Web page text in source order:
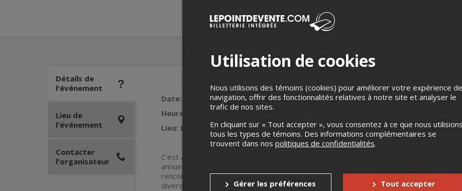
Détails de
l'événement
Date: 19 novembre 2025
Heure:
Lieu: Le Grenier de l'Auberge Saint-Gabriel
C’est avec grand plaisir que nous vous invitons à participer à l’événement phare de
annuelle, dans le cadre enchanteur du Grenier de l’Auberge Saint-Gabriel. Plongez
rencontrent, entourés d’une ambiance chaleureuse et festive. Profitez de l'occasion
divers horizons, tout en dégustant une fondue exquise qui ne manquera pas de
Lieu de
l'événement
Contacter
l'organisateur
Utilisation de cookies
Nous utilisons des témoins (cookies) pour améliorer votre expérience de
navigation, offrir des fonctionnalités relatives à notre site et analyser le
trafic de nos sites.
En cliquant sur « Tout accepter », vous consentez à ce que nous utilisions
tous les types de témoins. Des informations complémentaires se
trouvent dans nos politiques de confidentialités.
Gérer les préférences Tout accepter